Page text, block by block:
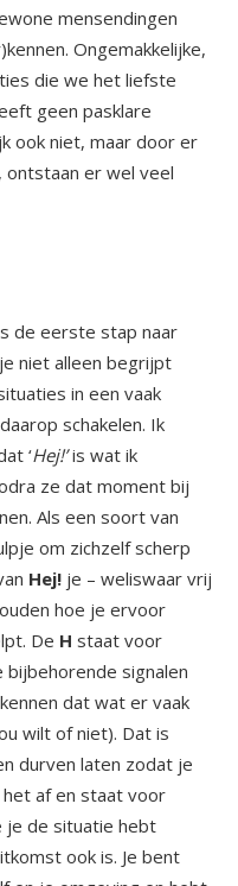
mensendingen
Ongemakkelijke,
die we het liefste
geen pasklare
ook niet, maar door er
ontstaan er wel veel
de eerste stap naar
niet alleen begrijpt
in een vaak
schakelen. Ik
‘Hej!’is wat ik
ze dat moment bij
Als een soort van
om zichzelf scherp
Hej! je – weliswaar vrij
hoe je ervoor
De H staat voor
bijbehorende signalen
dat wat er vaak
wilt of niet). Dat is
durven laten zodat je
af en staat voor
je de situatie hebt
ook is. Je bent